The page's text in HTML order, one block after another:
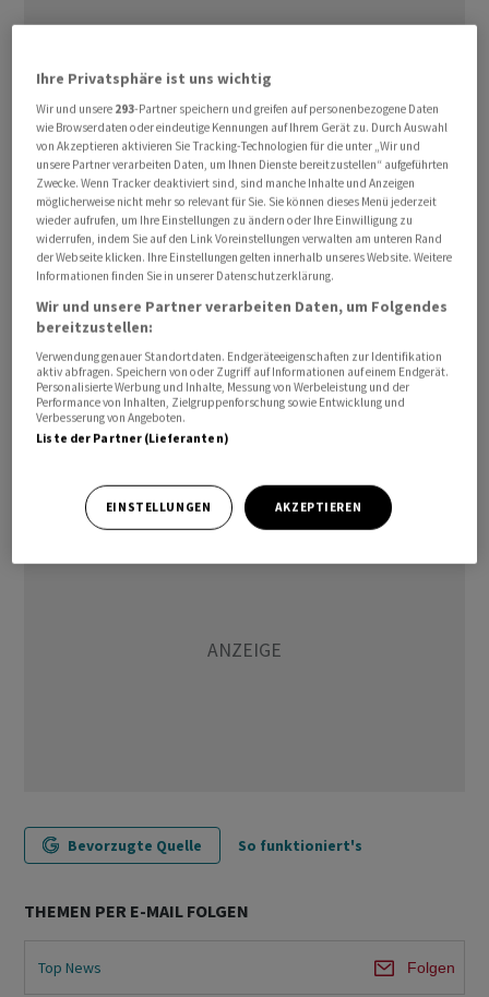
Die gesplittetenSwissquote-Aktien sollen ab dem 28.
Mai unter einer neuen ISIN (CH1548235246) an der
Schweizer Börse SIX gehandelt werden.
Am 26. Mai wird die Kapitalmassnahme im
Handelsregister eingetragen, womit sich die Zahl der
Aktien auf rund 153 Millionen erhöht und der Nennwert
0,02 Franken betragen wird, wieSwissquoteam
Dienstag mitteilte. Der Eröffnungskurs wird auf Basis
des Schlusskurses vom Vortag festgelegt.
Bevorzugte Quelle So funktioniert's
THEMEN PER E-MAIL FOLGEN
Top News Folgen
Ihre Privatsphäre ist uns wichtig
Wir und unsere 293-Partner speichern und greifen auf personenbezogene Daten
wie Browserdaten oder eindeutige Kennungen auf Ihrem Gerät zu. Durch Auswahl
von Akzeptieren aktivieren Sie Tracking-Technologien für die unter „Wir und
unsere Partner verarbeiten Daten, um Ihnen Dienste bereitzustellen“ aufgeführten
Zwecke. Wenn Tracker deaktiviert sind, sind manche Inhalte und Anzeigen
möglicherweise nicht mehr so relevant für Sie. Sie können dieses Menü jederzeit
wieder aufrufen, um Ihre Einstellungen zu ändern oder Ihre Einwilligung zu
widerrufen, indem Sie auf den Link Voreinstellungen verwalten am unteren Rand
der Webseite klicken. Ihre Einstellungen gelten innerhalb unseres Website. Weitere
Informationen finden Sie in unserer Datenschutzerklärung.
Wir und unsere Partner verarbeiten Daten, um Folgendes
bereitzustellen:
Verwendung genauer Standortdaten. Endgeräteeigenschaften zur Identifikation
aktiv abfragen. Speichern von oder Zugriff auf Informationen auf einem Endgerät.
Personalisierte Werbung und Inhalte, Messung von Werbeleistung und der
Performance von Inhalten, Zielgruppenforschung sowie Entwicklung und
Verbesserung von Angeboten.
Liste der Partner (Lieferanten)
EINSTELLUNGEN AKZEPTIEREN